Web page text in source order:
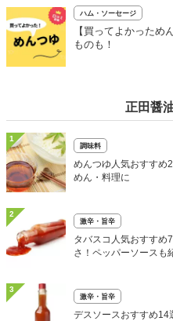
ハム・ソーセージ
【買ってよかっため
ものも！
正田醤
1
調味料
めんつゆ人気おすすめ
めん・料理に
2
激辛・旨辛
タバスコ人気おすすめ
さ！ペッパーソースも
3
激辛・旨辛
デスソースおすすめ14